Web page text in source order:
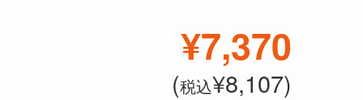
¥7,370
(税込¥8,107)